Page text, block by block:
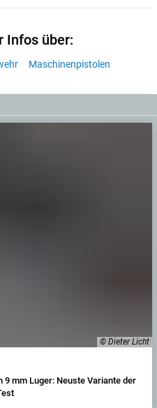
Infos über:
Maschinenpistolen
© Dieter Licht
9 mm Luger: Neuste Variante der